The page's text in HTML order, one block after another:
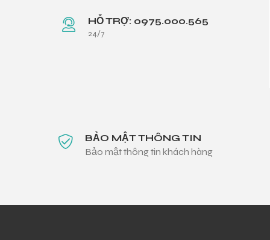
HỖ TRỢ: 0975.000.565
24/7
BẢO MẬT THÔNG TIN
Bảo mật thông tin khách hàng